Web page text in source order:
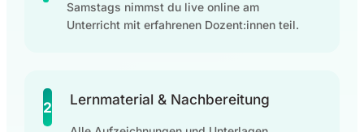
Samstags nimmst du live online am
Unterricht mit erfahrenen Dozent:innen teil.
2 Lernmaterial & Nachbereitung